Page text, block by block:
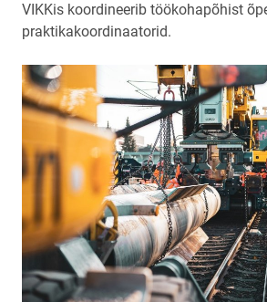
VIKKis koordineerib töökohapõhist
praktikakoordinaatorid.